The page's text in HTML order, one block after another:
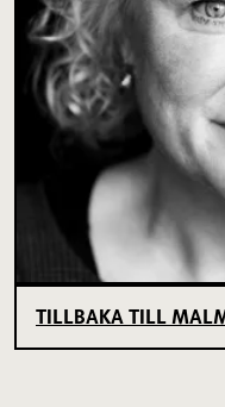
TILLBAKA TILL